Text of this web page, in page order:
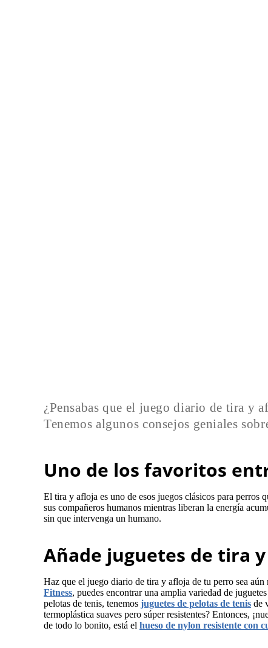
¿Pensabas que el juego diario de tira y
Tenemos algunos consejos geniales
Uno de los favoritos
El tira y afloja es uno de esos juegos clásicos para perros
sus compañeros humanos mientras liberan la energía
sin que intervenga un humano.
Añade juguetes de tira
Haz que el juego diario de tira y afloja de tu perro sea
Fitness, puedes encontrar una amplia variedad de
pelotas de tenis, tenemos juguetes de pelotas de tenis de
termoplástica suaves pero súper resistentes? Entonces,
de todo lo bonito, está el hueso de nylon resistente con